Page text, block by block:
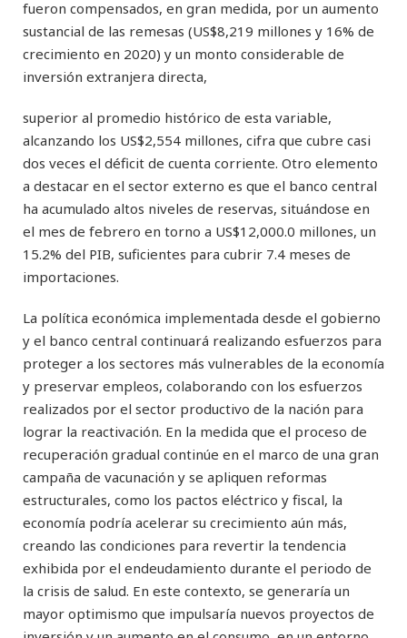
fueron compensados, en gran medida, por un aumento
sustancial de las remesas (US$8,219 millones y 16% de
crecimiento en 2020) y un monto considerable de
inversión extranjera directa,
superior al promedio histórico de esta variable,
alcanzando los US$2,554 millones, cifra que cubre casi
dos veces el déficit de cuenta corriente. Otro elemento
a destacar en el sector externo es que el banco central
ha acumulado altos niveles de reservas, situándose en
el mes de febrero en torno a US$12,000.0 millones, un
15.2% del PIB, suficientes para cubrir 7.4 meses de
importaciones.
La política económica implementada desde el gobierno
y el banco central continuará realizando esfuerzos para
proteger a los sectores más vulnerables de la economía
y preservar empleos, colaborando con los esfuerzos
realizados por el sector productivo de la nación para
lograr la reactivación. En la medida que el proceso de
recuperación gradual continúe en el marco de una gran
campaña de vacunación y se apliquen reformas
estructurales, como los pactos eléctrico y fiscal, la
economía podría acelerar su crecimiento aún más,
creando las condiciones para revertir la tendencia
exhibida por el endeudamiento durante el periodo de
la crisis de salud. En este contexto, se generaría un
mayor optimismo que impulsaría nuevos proyectos de